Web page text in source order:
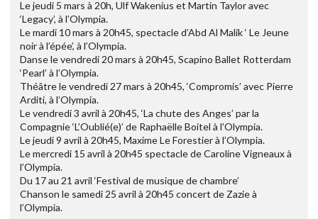
Le jeudi 5 mars à 20h, Ulf Wakenius et Martin Taylor avec
‘Legacy’, à l’Olympia.
Le mardi 10 mars à 20h45, spectacle d’Abd Al Malik ‘ Le Jeune
noir à l’épée’, à l’Olympia.
Danse le vendredi 20 mars à 20h45, Scapino Ballet Rotterdam
‘Pearl’ à l’Olympia.
Théâtre le vendredi 27 mars à 20h45, ‘Compromis’ avec Pierre
Arditi, à l’Olympia.
Le vendredi 3 avril à 20h45, ‘La chute des Anges’ par la
Compagnie ‘L’Oublié(e)’ de Raphaëlle Boitel à l’Olympia.
Le jeudi 9 avril à 20h45, Maxime Le Forestier à l’Olympia.
Le mercredi 15 avril à 20h45 spectacle de Caroline Vigneaux à
l’Olympia.
Du 17 au 21 avril ‘Festival de musique de chambre’
Chanson le samedi 25 avril à 20h45 concert de Zazie à
l’Olympia.